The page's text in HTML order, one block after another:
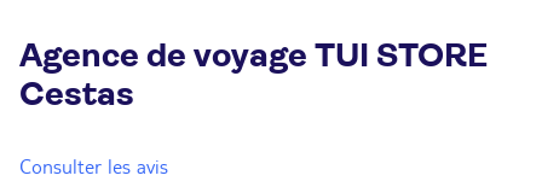
Agence de voyage TUI STORE
Cestas
Consulter les avis